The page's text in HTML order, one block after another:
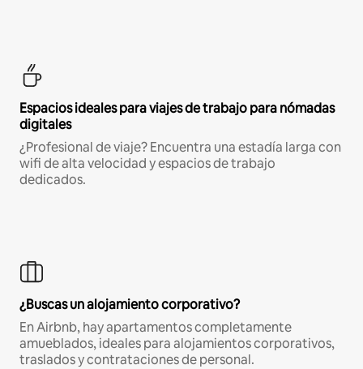
Espacios ideales para viajes de trabajo para nómadas
digitales
¿Profesional de viaje? Encuentra una estadía larga con
wifi de alta velocidad y espacios de trabajo
dedicados.
¿Buscas un alojamiento corporativo?
En Airbnb, hay apartamentos completamente
amueblados, ideales para alojamientos corporativos,
traslados y contrataciones de personal.